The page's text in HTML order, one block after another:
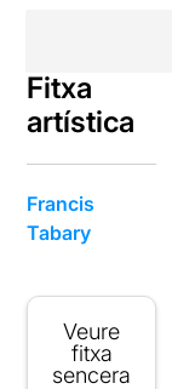
Fitxa
artística
Francis
Tabary
Veure
fitxa
sencera